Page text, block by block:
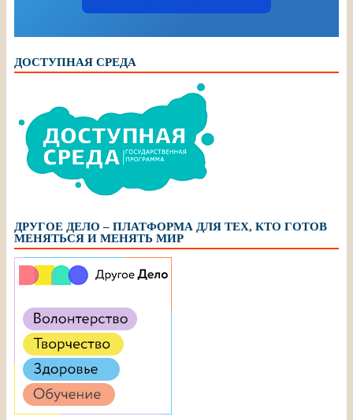
ДОСТУПНАЯ СРЕДА
ДРУГОЕ ДЕЛО – ПЛАТФОРМА ДЛЯ ТЕХ, КТО ГОТОВ
МЕНЯТЬСЯ И МЕНЯТЬ МИР